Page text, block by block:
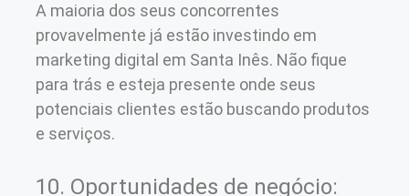
A maioria dos seus concorrentes
provavelmente já estão investindo em
marketing digital em Santa Inês. Não fique
para trás e esteja presente onde seus
potenciais clientes estão buscando produtos
e serviços.
10. Oportunidades de negócio: